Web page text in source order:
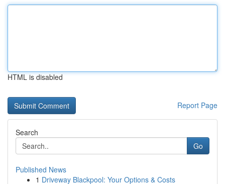
HTML is disabled
Report Page
Search
Go
Published News
1 Driveway Blackpool: Your Options & Costs